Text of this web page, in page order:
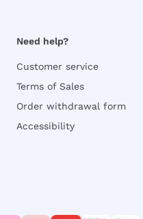
Need help?
Customer service
Terms of Sales
Order withdrawal form
Accessibility